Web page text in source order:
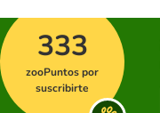
333
zooPuntos por
suscribirte